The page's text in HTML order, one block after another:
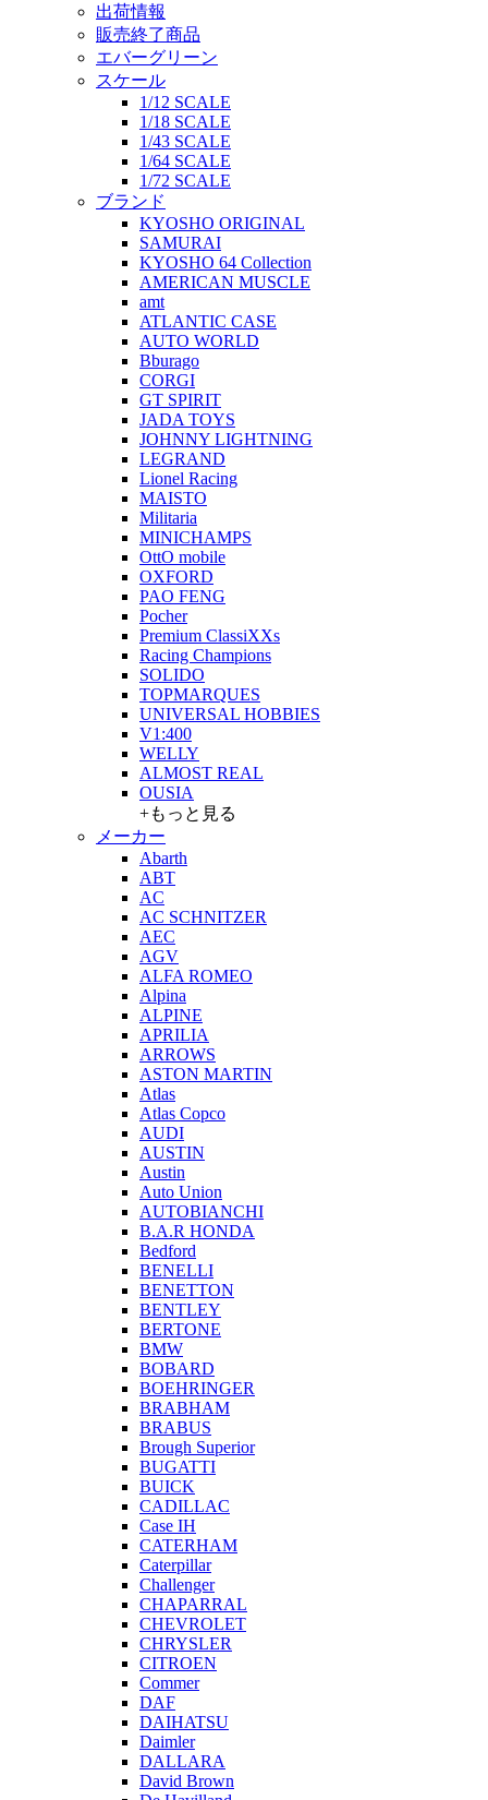
出荷情報
販売終了商品
エバーグリーン
スケール
1/12 SCALE
1/18 SCALE
1/43 SCALE
1/64 SCALE
1/72 SCALE
ブランド
KYOSHO ORIGINAL
SAMURAI
KYOSHO 64 Collection
AMERICAN MUSCLE
amt
ATLANTIC CASE
AUTO WORLD
Bburago
CORGI
GT SPIRIT
JADA TOYS
JOHNNY LIGHTNING
LEGRAND
Lionel Racing
MAISTO
Militaria
MINICHAMPS
OttO mobile
OXFORD
PAO FENG
Pocher
Premium ClassiXXs
Racing Champions
SOLIDO
TOPMARQUES
UNIVERSAL HOBBIES
V1:400
WELLY
ALMOST REAL
OUSIA
+もっと見る
メーカー
Abarth
ABT
AC
AC SCHNITZER
AEC
AGV
ALFA ROMEO
Alpina
ALPINE
APRILIA
ARROWS
ASTON MARTIN
Atlas
Atlas Copco
AUDI
AUSTIN
Austin
Auto Union
AUTOBIANCHI
B.A.R HONDA
Bedford
BENELLI
BENETTON
BENTLEY
BERTONE
BMW
BOBARD
BOEHRINGER
BRABHAM
BRABUS
Brough Superior
BUGATTI
BUICK
CADILLAC
Case IH
CATERHAM
Caterpillar
Challenger
CHAPARRAL
CHEVROLET
CHRYSLER
CITROEN
Commer
DAF
DAIHATSU
Daimler
DALLARA
David Brown